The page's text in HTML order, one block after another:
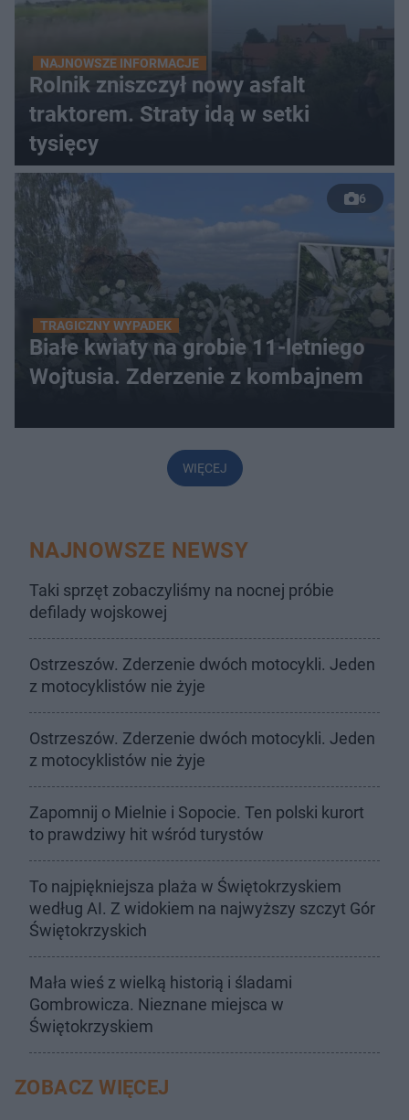
NAJNOWSZE INFORMACJE
Rolnik zniszczył nowy asfalt
traktorem. Straty idą w setki
tysięcy
6
TRAGICZNY WYPADEK
Białe kwiaty na grobie 11-letniego
Wojtusia. Zderzenie z kombajnem
WIĘCEJ
NAJNOWSZE NEWSY
Taki sprzęt zobaczyliśmy na nocnej próbie
defilady wojskowej
Ostrzeszów. Zderzenie dwóch motocykli. Jeden
z motocyklistów nie żyje
Ostrzeszów. Zderzenie dwóch motocykli. Jeden
z motocyklistów nie żyje
Zapomnij o Mielnie i Sopocie. Ten polski kurort
to prawdziwy hit wśród turystów
To najpiękniejsza plaża w Świętokrzyskiem
według AI. Z widokiem na najwyższy szczyt Gór
Świętokrzyskich
Mała wieś z wielką historią i śladami
Gombrowicza. Nieznane miejsca w
Świętokrzyskiem
ZOBACZ WIĘCEJ